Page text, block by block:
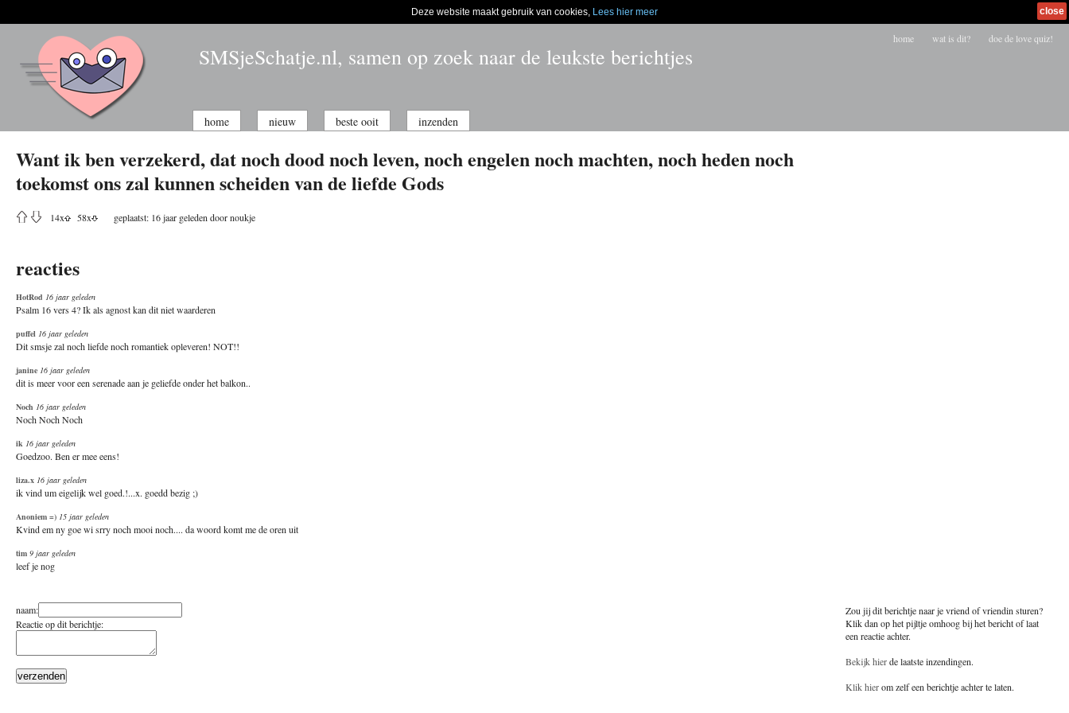
Deze website maakt gebruik van cookies, Lees hier meer close
SMSjeSchatje.nl, samen op zoek naar de leukste berichtjes
home wat is dit? doe de love quiz!
home nieuw beste ooit inzenden
Want ik ben verzekerd, dat noch dood noch leven, noch engelen noch machten, noch heden noch
toekomst ons zal kunnen scheiden van de liefde Gods
14x 58x geplaatst: 16 jaar geleden doornoukje
reacties
HotRod 16 jaar geleden
Psalm 16 vers 4? Ik als agnost kan dit niet waarderen
puffel 16 jaar geleden
Dit smsje zal noch liefde noch romantiek opleveren! NOT!!
janine 16 jaar geleden
dit is meer voor een serenade aan je geliefde onder het balkon..
Noch 16 jaar geleden
Noch Noch Noch
ik 16 jaar geleden
Goedzoo. Ben er mee eens!
liza.x 16 jaar geleden
ik vind um eigelijk wel goed.!...x. goedd bezig ;)
Anoniem =) 15 jaar geleden
Kvind em ny goe wi srry noch mooi noch.... da woord komt me de oren uit
tim 9 jaar geleden
leef je nog
reageren
naam:
Reactie op dit berichtje:
Zou jij dit berichtje naar je vriend of vriendin sturen?
Klik dan op het pijltje omhoog bij het bericht of laat
een reactie achter.
Bekijk hierde laatste inzendingen.
Klik hierom zelf een berichtje achter te laten.